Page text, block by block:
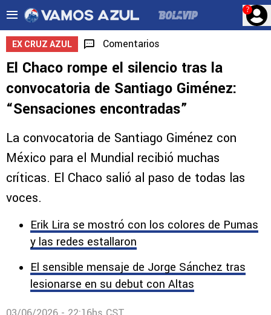
?
EX CRUZ AZUL Comentarios
El Chaco rompe el silencio tras la
convocatoria de Santiago Giménez:
“Sensaciones encontradas”
La convocatoria de Santiago Giménez con
México para el Mundial recibió muchas
críticas. El Chaco salió al paso de todas las
voces.
Erik Lira se mostró con los colores de Pumas
y las redes estallaron
El sensible mensaje de Jorge Sánchez tras
lesionarse en su debut con Altas